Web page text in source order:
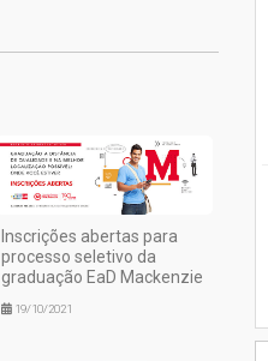
Inscrições abertas para
processo seletivo da
graduação EaD Mackenzie
19/10/2021